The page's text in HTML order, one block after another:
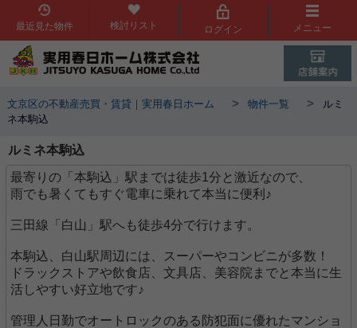
最近見た物件 検討リスト ログイン メニュー
文京区の不動産売買・賃貸｜実用春日ホーム > 物件一覧 >
ルミ
ネ本駒込
ルミネ本駒込
最寄りの「本駒込」駅までは徒歩1分と激近なので、
雨でも暑くてもすぐ電車に乗れて本当に便利♪
三田線「白山」駅へも徒歩4分で行けます。
本駒込、白山駅周辺には、スーパーやコンビニが多数！
ドラックストアや飲食店、文具店、美容院までと本当に生
活しやすい好立地です♪
管理人日勤でオートロックのある防犯面に優れたマンショ